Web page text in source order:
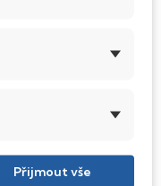
diod osvítí jednotlivé
během temné noci,
Přijmout vše